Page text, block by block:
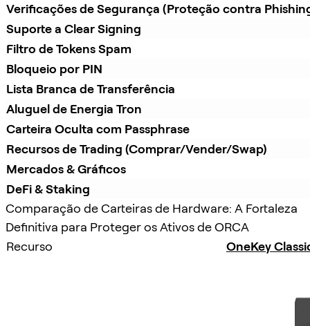
Verificações de Segurança (Proteção contra
Suporte a Clear Signing
Filtro de Tokens Spam
Bloqueio por PIN
Lista Branca de Transferência
Aluguel de Energia Tron
Carteira Oculta com Passphrase
Recursos de Trading (Comprar/Vender/Swap)
Mercados & Gráficos
DeFi & Staking
Comparação de Carteiras de Hardware: A Fortaleza
Definitiva para Proteger os Ativos de ORCA
Recurso
OneKey